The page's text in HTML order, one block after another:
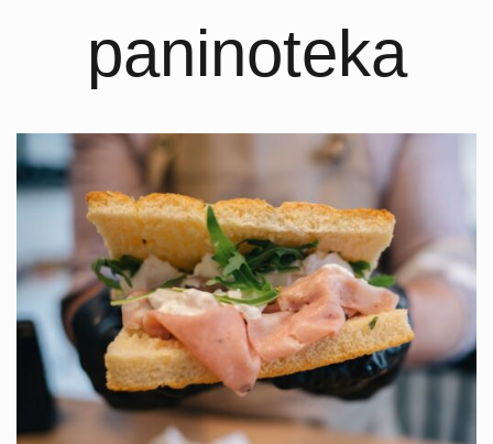
paninoteka